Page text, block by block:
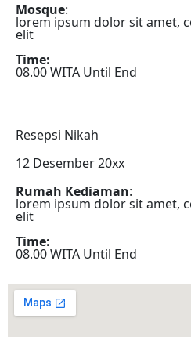
Mosque:
lorem ipsum dolor sit amet,
elit
Time:
08.00 WITA Until End
Resepsi Nikah
12 Desember 20xx
Rumah Kediaman:
lorem ipsum dolor sit amet,
elit
Time:
08.00 WITA Until End